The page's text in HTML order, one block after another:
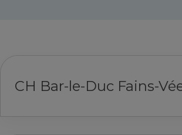
CH Bar-le-Duc Fains-